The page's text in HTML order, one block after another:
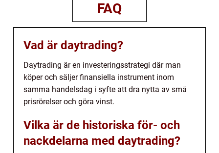
FAQ
Vad är daytrading?
Daytrading är en investeringsstrategi där man
köper och säljer finansiella instrument inom
samma handelsdag i syfte att dra nytta av små
prisrörelser och göra vinst.
Vilka är de historiska för- och
nackdelarna med daytrading?